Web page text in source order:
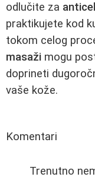
odlučite za
praktikujete kod
tokom celog
masaži mogu
doprineti
vaše kože.
Komentari
Trenutno